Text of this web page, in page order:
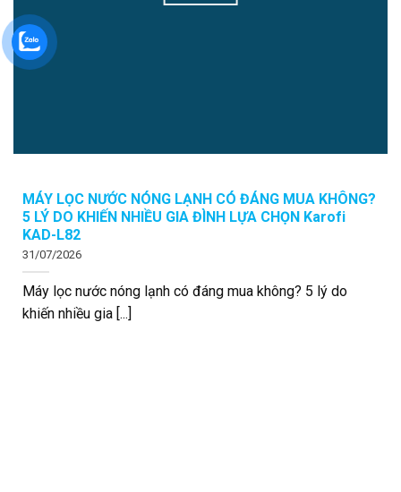
MÁY LỌC NƯỚC NÓNG LẠNH CÓ ĐÁNG MUA KHÔNG?
5 LÝ DO KHIẾN NHIỀU GIA ĐÌNH LỰA CHỌN Karofi
KAD-L82
31/07/2026
Máy lọc nước nóng lạnh có đáng mua không? 5 lý do
khiến nhiều gia [...]